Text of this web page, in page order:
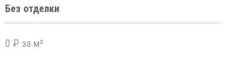
Без отделки
0 ₽ за м²